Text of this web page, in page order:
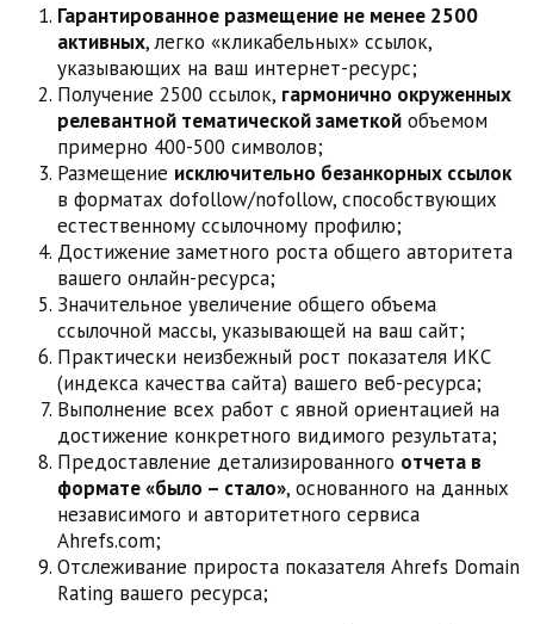
Гарантированное размещение не менее 2500
активных, легко «кликабельных» ссылок,
указывающих на ваш интернет-ресурс;
Получение 2500 ссылок, гармонично окруженных
релевантной тематической заметкой объемом
примерно 400-500 символов;
Размещение исключительно безанкорных ссылок
в форматах dofollow/nofollow, способствующих
естественному ссылочному профилю;
Достижение заметного роста общего авторитета
вашего онлайн-ресурса;
Значительное увеличение общего объема
ссылочной массы, указывающей на ваш сайт;
Практически неизбежный рост показателя ИКС
(индекса качества сайта) вашего веб-ресурса;
Выполнение всех работ с явной ориентацией на
достижение конкретного видимого результата;
Предоставление детализированного отчета в
формате «было – стало», основанного на данных
независимого и авторитетного сервиса
Ahrefs.com;
Отслеживание прироста показателя Ahrefs Domain
Rating вашего ресурса;